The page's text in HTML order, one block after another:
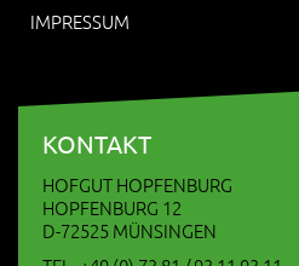
IMPRESSUM
KONTAKT
HOFGUT HOPFENBURG
HOPFENBURG 12
D-72525 MÜNSINGEN